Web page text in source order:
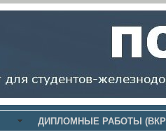
ДИПЛОМНЫЕ РАБОТЫ